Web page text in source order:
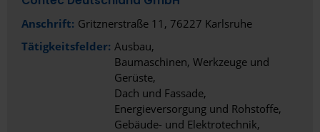
Anschrift: Gritznerstraße 11, 76227 Karlsruhe
Tätigkeitsfelder: Ausbau
Baumaschinen, Werkzeuge und
Gerüste
Dach und Fassade
Energieversorgung und Rohstoffe
Gebäude- und Elektrotechnik